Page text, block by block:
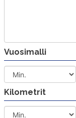
Vuosimalli
Kilometrit